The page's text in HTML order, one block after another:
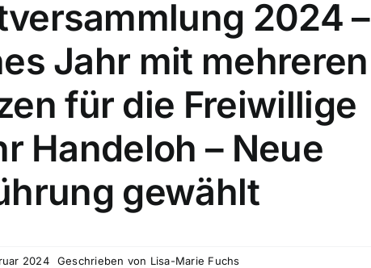
2024 –
Jahr mit mehreren
für die Freiwillige
Handeloh – Neue
gewählt
2024 Geschrieben von Lisa-Marie Fuchs